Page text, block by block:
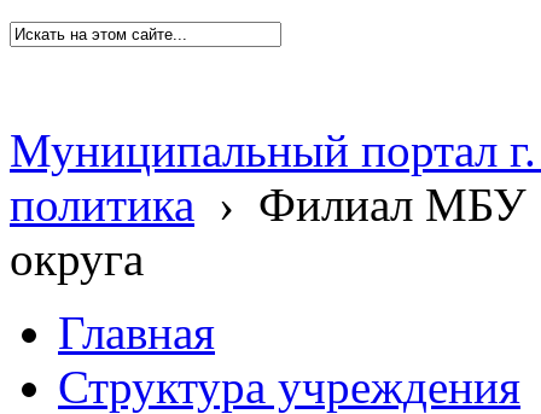
Муниципальный портал
политика › Филиал МБУ
округа
Главная
Структура учреждения